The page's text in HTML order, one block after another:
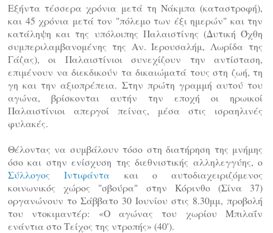
Εξήντα τέσσερα χρόνια μετά τη Νάκμπα (καταστροφή),
και 45 χρόνια μετά τον "πόλεμο των έξι ημερών" και την
κατάληψη και της υπόλοιπης Παλαιστίνης (Δυτική Όχθη
συμπεριλαμβανομένης της Αν. Ιερουσαλήμ, Λωρίδα της
Γάζας), οι Παλαιστίνιοι συνεχίζουν την αντίσταση,
επιμένουν να διεκδικούν τα δικαιώματά τους στη ζωή, τη
γη και την αξιοπρέπεια. Στην πρώτη γραμμή αυτού του
αγώνα, βρίσκονται αυτήν την εποχή οι ηρωικοί
Παλαιστίνιοι απεργοί πείνας, μέσα στις ισραηλινές
φυλακές.
Θέλοντας να συμβάλουν τόσο στη διατήρηση της μνήμης
όσο και στην ενίσχυση της διεθνιστικής αλληλεγγύης, ο
Σύλλογος Ιντιφάντα και ο αυτοδιαχειριζόμενος
κοινωνικός χώρος "σβούρα" στην Κόρινθο (Σίνα 37)
οργανώνουν το Σάββατο 30 Ιουνίου στις 8.30μμ, προβολή
του ντοκιμαντέρ: «Ο αγώνας του χωρίου Μπιλαΐν
ενάντια στο Τείχος της ντροπής» (40').